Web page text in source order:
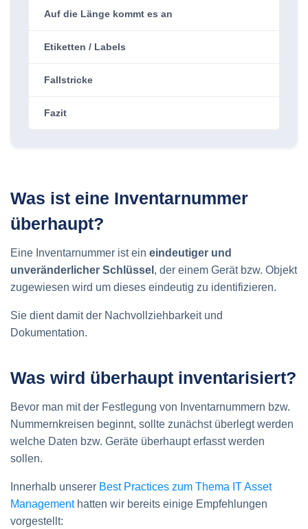
Was ist eine Inventarnummer
überhaupt?
Eine Inventarnummer ist ein eindeutiger und
unveränderlicher Schlüssel , der einem Gerät bzw. Objekt
zugewiesen wird um dieses eindeutig zu identifizieren.
Sie dient damit der Nachvollziehbarkeit und
Dokumentation.
Was wird überhaupt inventarisiert?
Bevor man mit der Festlegung von Inventarnummern bzw.
Nummernkreisen beginnt, sollte zunächst überlegt werden
welche Daten bzw. Geräte überhaupt erfasst werden
sollen.
Innerhalb unserer Best Practices zum Thema IT Asset
Managementhatten wir bereits einige Empfehlungen
vorgestellt:
Auf die Länge kommt es an
Etiketten / Labels
Fallstricke
Fazit